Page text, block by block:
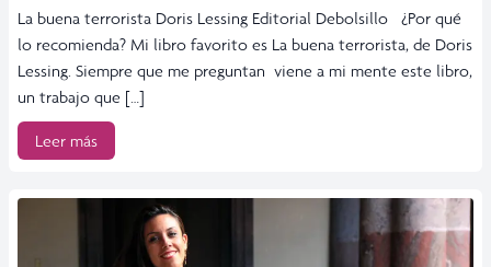
La buena terrorista Doris Lessing Editorial Debolsillo ¿Por qué
lo recomienda? Mi libro favorito es La buena terrorista, de Doris
Lessing. Siempre que me preguntan viene a mi mente este libro,
un trabajo que […]
Leer más